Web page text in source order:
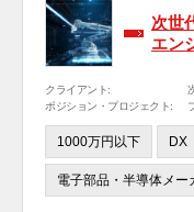
次世
エン
クライアント:
ポジション・プロジェクト:
1000万円以下 DX
電子部品・半導体メー